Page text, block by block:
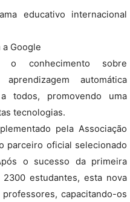
educativo internacional
Google
o conhecimento sobre
automática
todos, promovendo uma
tecnologias.
pela Associação
parceiro oficial selecionado
o sucesso da primeira
estudantes, esta nova
capacitando-os